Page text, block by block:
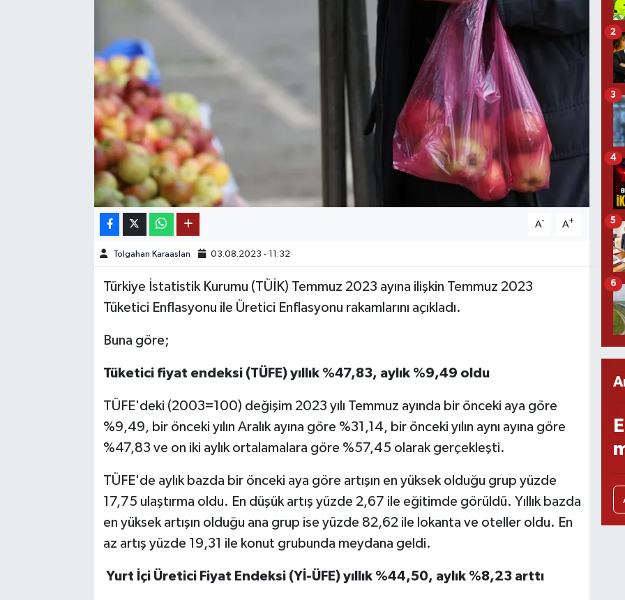
A- A+
Tolgahan Karaaslan 03.08.2023 - 11:32
Türkiye İstatistik Kurumu (TÜİK) Temmuz 2023 ayına ilişkin Temmuz 2023
Tüketici Enflasyonu ile Üretici Enflasyonu rakamlarını açıkladı.
Buna göre;
Tüketici fiyat endeksi (TÜFE) yıllık %47,83, aylık %9,49 oldu
TÜFE'deki (2003=100) değişim 2023 yılı Temmuz ayında bir önceki aya göre
%9,49, bir önceki yılın Aralık ayına göre %31,14, bir önceki yılın aynı ayına göre
%47,83 ve on iki aylık ortalamalara göre %57,45 olarak gerçekleşti.
TÜFE'de aylık bazda bir önceki aya göre artışın en yüksek olduğu grup yüzde
17,75 ulaştırma oldu. En düşük artış yüzde 2,67 ile eğitimde görüldü. Yıllık bazda
en yüksek artışın olduğu ana grup ise yüzde 82,62 ile lokanta ve oteller oldu. En
az artış yüzde 19,31 ile konut grubunda meydana geldi.
Yurt İçi Üretici Fiyat Endeksi (Yİ-ÜFE) yıllık %44,50, aylık %8,23 arttı
2
3
4
5
6